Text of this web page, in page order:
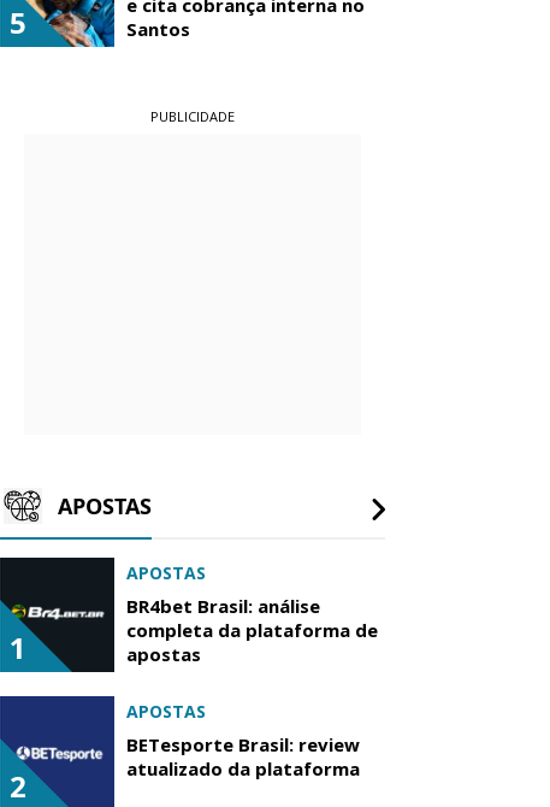
5
e cita cobrança interna no
Santos
PUBLICIDADE
APOSTAS
1
APOSTAS
BR4bet Brasil: análise
completa da plataforma de
apostas
2
APOSTAS
BETesporte Brasil: review
atualizado da plataforma